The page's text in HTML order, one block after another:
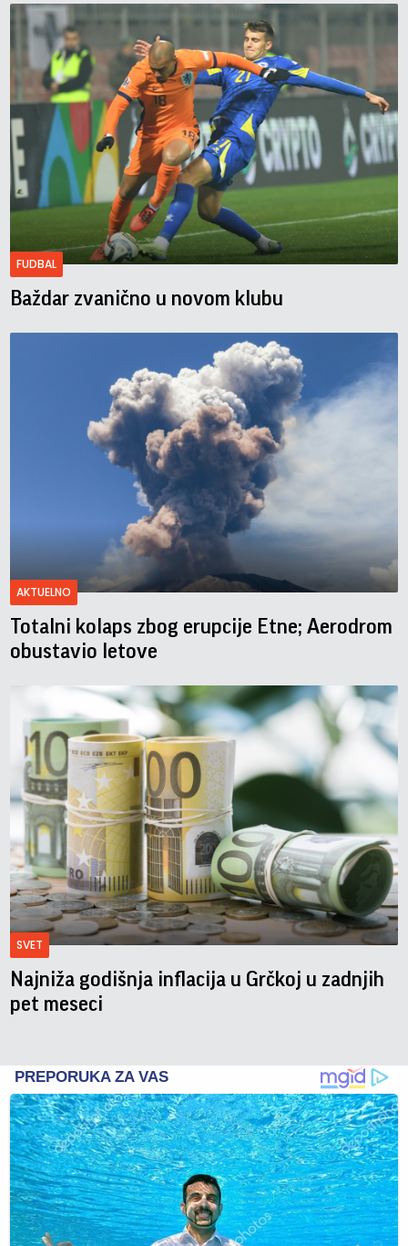
FUDBAL
Baždar zvanično u novom klubu
AKTUELNO
Totalni kolaps zbog erupcije Etne; Aerodrom
obustavio letove
SVET
Najniža godišnja inflacija u Grčkoj u zadnjih
pet meseci